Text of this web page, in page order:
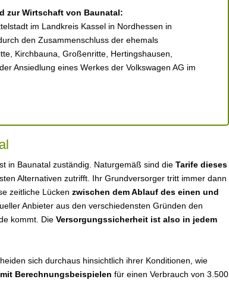
zur Wirtschaft von Baunatal:
im Landkreis Kassel in Nordhessen in
den Zusammenschluss der ehemals
Kirchbauna, Großenritte, Hertingshausen,
Ansiedlung eines Werkes der Volkswagen AG im
in Baunatal zuständig. Naturgemäß sind die Tarife dieses
Alternativen zutrifft. Ihr Grundversorger tritt immer dann
zeitliche Lücken zwischen dem Ablauf des einen und
Anbieter aus den verschiedensten Gründen den
kommt. Die Versorgungssicherheit ist also in jedem
sich durchaus hinsichtlich ihrer Konditionen, wie
Berechnungsbeispielen für einen Verbrauch von 3.500